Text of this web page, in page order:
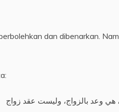
dan dibenarkan.
هي وعد بالزواج، وليست عقد زواج